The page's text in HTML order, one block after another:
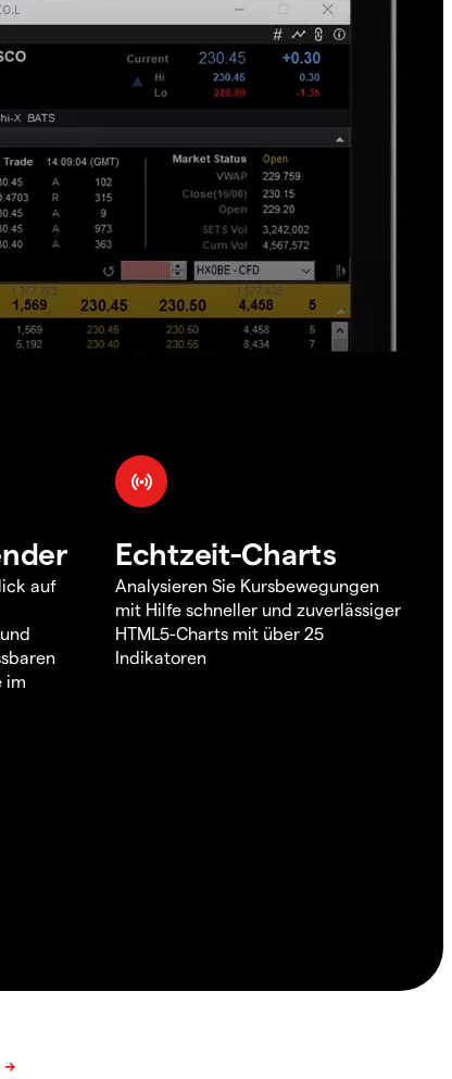
auf
im
Echtzeit-Charts
Analysieren Sie Kursbewegungen
mit Hilfe schneller und zuverlässiger
HTML5-Charts mit über 25
Indikatoren